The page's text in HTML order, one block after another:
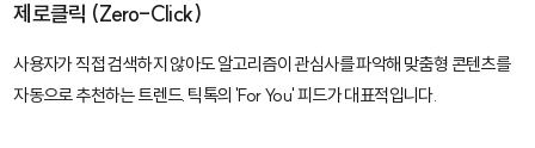
제로클릭 (Zero-Click)
사용자가 직접 검색하지 않아도 알고리즘이 관심사를 파악해 맞춤형 콘텐츠를
자동으로 추천하는 트렌드. 틱톡의 'For You' 피드가 대표적입니다.